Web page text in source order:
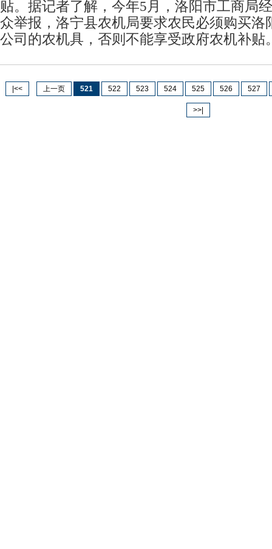
贴。据记者了解，今年5月，洛阳市工商局
众举报，洛宁县农机局要求农民必须购买洛
公司的农机具，否则不能享受政府农机补贴
|<< 上一页 521 522 523 524 525 526 527
>>|